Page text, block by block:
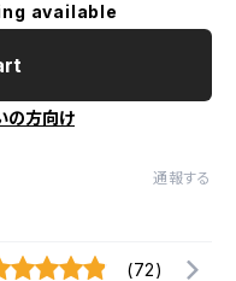
available
の方向け
通報する
(72)